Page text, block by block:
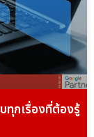
ทุกเรื่องที่ต้องรู้